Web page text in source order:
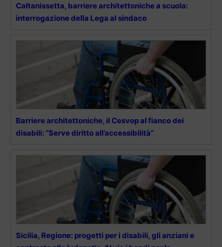
Caltanissetta, barriere architettoniche a scuola:
interrogazione della Lega al sindaco
Barriere architettoniche, il Cesvop al fianco dei
disabili: “Serve diritto all’accessibilità”
Sicilia, Regione: progetti per i disabili, gli anziani e